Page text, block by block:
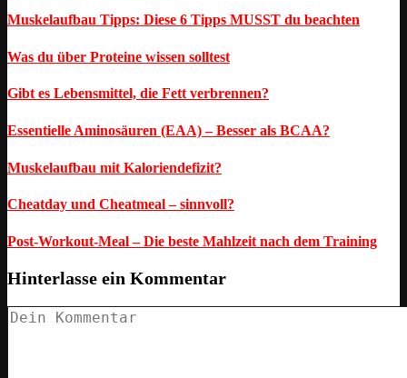
Muskelaufbau Tipps: Diese 6 Tipps MUSST du beachten
Was du über Proteine wissen solltest
Gibt es Lebensmittel, die Fett verbrennen?
Essentielle Aminosäuren (EAA) – Besser als BCAA?
Muskelaufbau mit Kaloriendefizit?
Cheatday und Cheatmeal – sinnvoll?
Post-Workout-Meal – Die beste Mahlzeit nach dem Training
Hinterlasse ein Kommentar